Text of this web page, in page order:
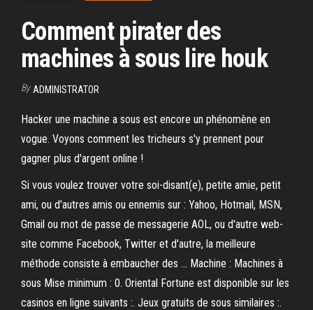
Comment pirater des
machines à sous lire houk
By ADMINISTRATOR
Hacker une machine a sous est encore un phénomène en
vogue. Voyons comment les tricheurs s'y prennent pour
gagner plus d'argent online !
Si vous voulez trouver votre soi-disant(e), petite amie, petit
ami, ou d'autres amis ou ennemis sur : Yahoo, Hotmail, MSN,
Gmail ou mot de passe de messagerie AOL, ou d'autre web-
site comme Facebook, Twitter et d'autre, la meilleure
méthode consiste à embaucher des … Machine : Machines à
sous Mise minimum : 0. Oriental Fortune est disponible sur les
casinos en ligne suivants :. Jeux gratuits de sous similaires :.